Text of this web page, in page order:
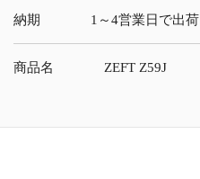
納期 1～4営業日で出荷
商品名 ZEFT Z59J